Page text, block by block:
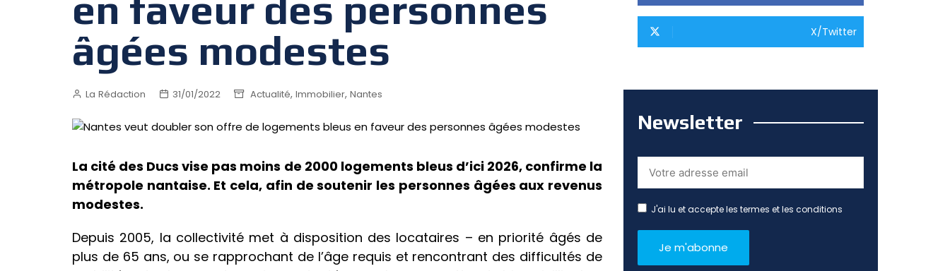
âgées modestes
La Rédaction 31/01/2022 Actualité, Immobilier, Nantes
La cité des Ducs vise pas moins de 2000 logements bleus d’ici 2026, confirme la
métropole nantaise. Et cela, afin de soutenir les personnes âgées aux revenus
modestes.
Depuis 2005, la collectivité met à disposition des locataires – en priorité âgés de
plus de 65 ans, ou se rapprochant de l’âge requis et rencontrant des difficultés de
X/Twitter
Newsletter
J'ai lu et accepte les termes et les conditions